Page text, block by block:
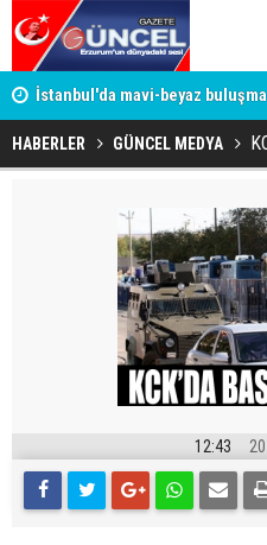
İstanbul'da mavi-beyaz buluşma
HABERLER GÜNCEL MEDYA
12:43